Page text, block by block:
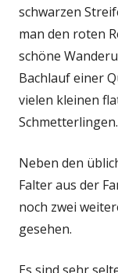
schwarzen
man den roten
schöne
Bachlauf einer
vielen kleinen
Schmetterlingen.
Neben den
Falter aus der
noch zwei
gesehen.